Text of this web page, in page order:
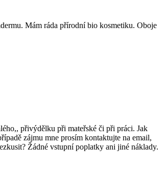
Mám ráda přírodní bio kosmetiku. Oboje
přivýdělku při mateřské či při práci. Jak
zájmu mne prosím kontaktujte na email,
Žádné vstupní poplatky ani jiné náklady.